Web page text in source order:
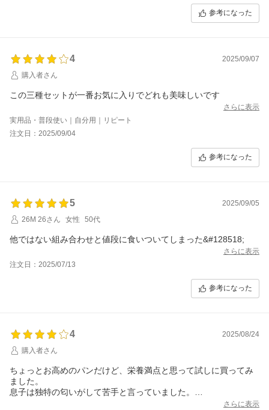
参考になった
4
2025/09/07
購入者さん
この三種セットが一番お気に入りでどれも美味しいです
さらに表示
実用品・普段使い｜自分用｜リピート
注文日：2025/09/04
参考になった
5
2025/09/05
26M 26さん
女性 50代
他ではない組み合わせと値段に食いついてしまった&#128518;
さらに表示
注文日：2025/07/13
参考になった
4
2025/08/24
購入者さん
ちょっとお高めのパンだけど、栄養満点と思って試しに買ってみ
ました。
息子は独特の匂いがして苦手と言っていました。
私はオレンジが美味しいと思いました。じっくり噛んで食べる感
さらに表示